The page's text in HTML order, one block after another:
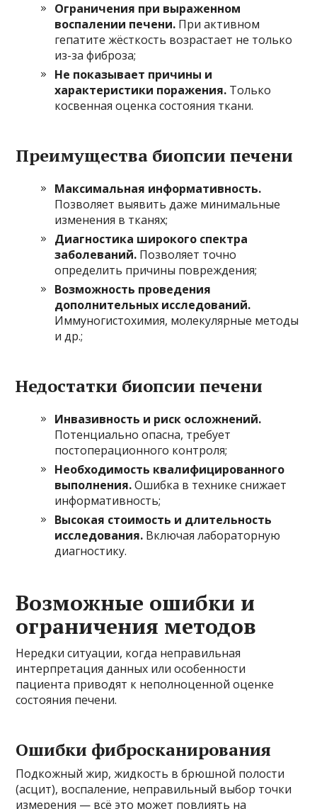
Ограничения при выраженном
воспалении печени. При активном
гепатите жёсткость возрастает не только
из-за фиброза;
Не показывает причины и
характеристики поражения. Только
косвенная оценка состояния ткани.
Преимущества биопсии печени
Максимальная информативность.
Позволяет выявить даже минимальные
изменения в тканях;
Диагностика широкого спектра
заболеваний. Позволяет точно
определить причины повреждения;
Возможность проведения
дополнительных исследований.
Иммуногистохимия, молекулярные методы
и др.;
Недостатки биопсии печени
Инвазивность и риск осложнений.
Потенциально опасна, требует
постоперационного контроля;
Необходимость квалифицированного
выполнения.Ошибка в технике снижает
информативность;
Высокая стоимость и длительность
исследования. Включая лабораторную
диагностику.
Возможные ошибки и
ограничения методов
Нередки ситуации, когда неправильная
интерпретация данных или особенности
пациента приводят к неполноценной оценке
состояния печени.
Ошибки фибросканирования
Подкожный жир, жидкость в брюшной полости
(асцит), воспаление, неправильный выбор точки
измерения — всё это может повлиять на